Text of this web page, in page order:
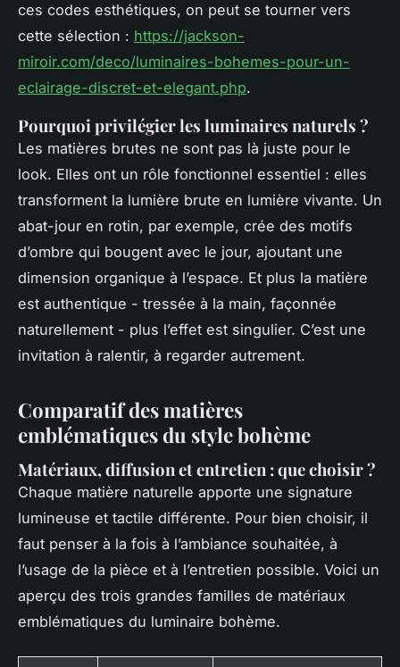
ces codes esthétiques, on peut se tourner vers
cette sélection : https://jackson-
miroir.com/deco/luminaires-bohemes-pour-un-
eclairage-discret-et-elegant.php.
Pourquoi privilégier les luminaires naturels ?
Les matières brutes ne sont pas là juste pour le
look. Elles ont un rôle fonctionnel essentiel : elles
transforment la lumière brute en lumière vivante. Un
abat-jour en rotin, par exemple, crée des motifs
d’ombre qui bougent avec le jour, ajoutant une
dimension organique à l’espace. Et plus la matière
est authentique - tressée à la main, façonnée
naturellement - plus l’effet est singulier. C’est une
invitation à ralentir, à regarder autrement.
Comparatif des matières
emblématiques du style bohème
Matériaux, diffusion et entretien : que choisir ?
Chaque matière naturelle apporte une signature
lumineuse et tactile différente. Pour bien choisir, il
faut penser à la fois à l’ambiance souhaitée, à
l’usage de la pièce et à l’entretien possible. Voici un
aperçu des trois grandes familles de matériaux
emblématiques du luminaire bohème.